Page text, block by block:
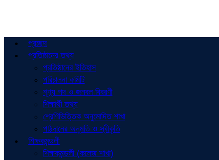
প্রচ্ছদ
প্রতিষ্ঠানের তথ্য
প্রতিষ্ঠানের ইতিহাস
পরিচালনা কমিটি
শূণ্য পদ ও জনবল বিবরণী
শিক্ষার্থী তথ্য
শ্রেণিভিত্তিক অনুমোদিত শাখা
পাঠদানের অনুমতি ও স্বীকৃতি
শিক্ষকমন্ডলী
শিক্ষকমন্ডলী (কলেজ শাখা)